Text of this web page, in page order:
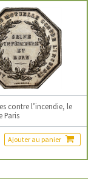
contre l’incendie, le
Paris
Ajouter au panier